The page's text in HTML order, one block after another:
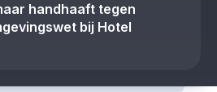
handhaaft tegen
bij Hotel